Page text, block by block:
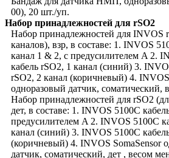
00), 20 шт./уп.
Набор принадлежностей для rSO2
Набор принадлежностей для INVOS
каналов), взр, в составе: 1. INVOS
канал 1 & 2, с предусилителем A 2.
кабель rSO2, 1 канал (синий) 3.
rSO2, 2 канал (коричневый) 4.
одноразовый датчик, соматический,
Набор принадлежностей для rSO2
дет, в составе: 1. INVOS 5100C
предусилителем A 2. INVOS 5100C
канал (синий) 3. INVOS 5100C
(коричневый) 4. INVOS SomaSensor
датчик, соматический, дет , весом